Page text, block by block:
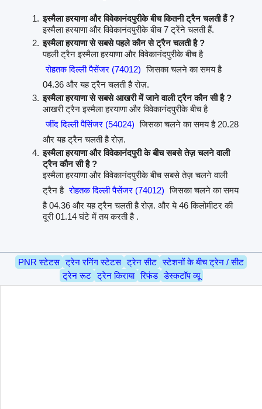
इस्मैला हरयाणा और विवेकानंदपुरीके बीच कितनी ट्रैन चलती हैं ?
इस्मैला हरयाणा और विवेकानंदपुरीके बीच 7 ट्रेंने चलती हैं.
इस्मैला हरयाणा से सबसे पहले कौन से ट्रैन चलती है ?
पहली ट्रैन इस्मैला हरयाणा और विवेकानंदपुरीके बीच है
रोहतक दिल्ली पैसेंजर (74012) जिसका चलने का समय है
04.36 और यह ट्रैन चलती है रोज़.
इस्मैला हरयाणा से सबसे आखरी में जाने वाली ट्रैन कौन सी है ?
आखरी ट्रैन इस्मैला हरयाणा और विवेकानंदपुरीके बीच है
जींद दिल्ली पैसिंजर (54024) जिसका चलने का समय है 20.28
और यह ट्रैन चलती है रोज़.
इस्मैला हरयाणा और विवेकानंदपुरी के बीच सबसे तेज़ चलने वाली
ट्रैन कौन सी है ?
इस्मैला हरयाणा और विवेकानंदपुरीके बीच सबसे तेज़ चलने वाली
ट्रैन है रोहतक दिल्ली पैसेंजर (74012) जिसका चलने का समय
है 04.36 और यह ट्रैन चलती है रोज़. और ये 46 किलोमीटर की
दूरी 01.14 घंटे में तय करती है .
PNR स्टेटस ट्रेन रनिंग स्टेटस ट्रेन सीट स्टेशनों के बीच ट्रेन / सीट
ट्रेन रूट ट्रेन किराया रिफंड डेस्कटॉप व्यू